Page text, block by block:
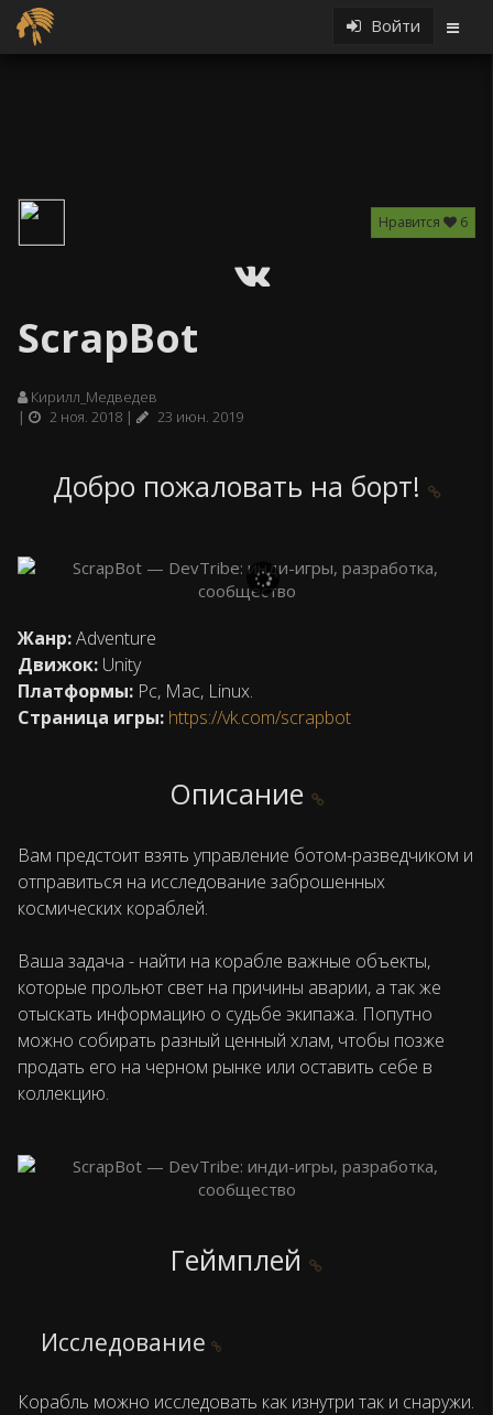
Войти
Нравится 6
ScrapBot
Кирилл_Медведев
2 ноя. 2018
23 июн. 2019
Добро пожаловать на борт!
Жанр:Adventure
Движок: Unity
Платформы: Pc, Mac, Linux.
Страница игры: https://vk.com/scrapbot
Описание
Вам предстоит взять управление ботом-разведчиком и
отправиться на исследование заброшенных
космических кораблей.
Ваша задача - найти на корабле важные объекты,
которые прольют свет на причины аварии, а так же
отыскать информацию о судьбе экипажа. Попутно
можно собирать разный ценный хлам, чтобы позже
продать его на черном рынке или оставить себе в
коллекцию.
Геймплей
Исследование
Корабль можно исследовать как изнутри так и снаружи.